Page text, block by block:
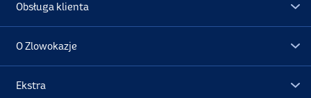
Obsługa klienta
O Zlowokazje
Ekstra